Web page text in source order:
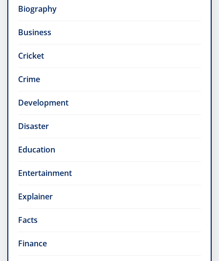
Biography
Business
Cricket
Crime
Development
Disaster
Education
Entertainment
Explainer
Facts
Finance